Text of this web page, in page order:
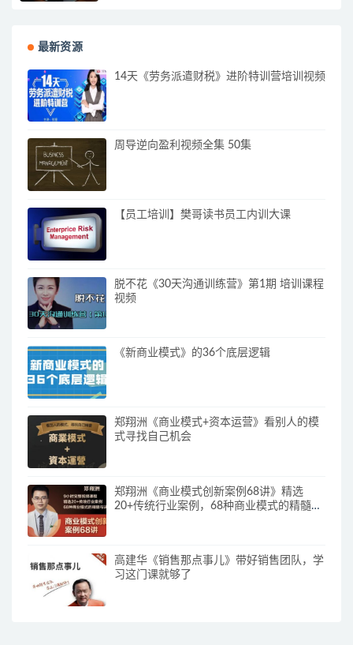
最新资源
14天《劳务派遣财税》进阶特训营培训视频
周导逆向盈利视频全集 50集
【员工培训】樊哥读书员工内训大课
脱不花《30天沟通训练营》第1期 培训课程
视频
《新商业模式》的36个底层逻辑
郑翔洲《商业模式+资本运营》看别人的模
式寻找自己机会
郑翔洲《商业模式创新案例68讲》精选
20+传统行业案例，68种商业模式的精髓与
高建华《销售那点事儿》带好销售团队，学
习这门课就够了